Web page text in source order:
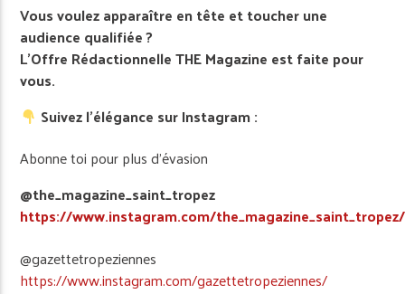
Vous voulez apparaître en tête et toucher une
audience qualifiée ?
L’Offre Rédactionnelle THE Magazine est faite pour
vous.
Suivez l’élégance sur Instagram :
Abonne toi pour plus d’évasion
@the_magazine_saint_tropez
https://www.instagram.com/the_magazine_saint_tropez/
@gazettetropeziennes
https://www.instagram.com/gazettetropeziennes/